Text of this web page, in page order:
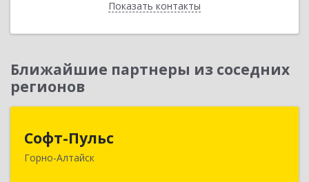
Показать контакты
Назад
Ближайшие партнеры из соседних
регионов
Софт-Пульс
Горно-Алтайск649006, Алтай Респ, Горно-Алтайск г,